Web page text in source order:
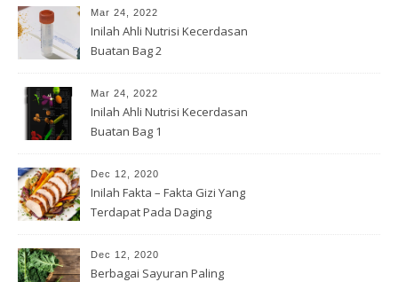
Mar 24, 2022
Inilah Ahli Nutrisi Kecerdasan
Buatan Bag 2
Mar 24, 2022
Inilah Ahli Nutrisi Kecerdasan
Buatan Bag 1
Dec 12, 2020
Inilah Fakta – Fakta Gizi Yang
Terdapat Pada Daging
Dec 12, 2020
Berbagai Sayuran Paling